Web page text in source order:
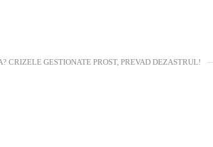
CRIZELE GESTIONATE PROST, PREVAD DEZASTRUL!